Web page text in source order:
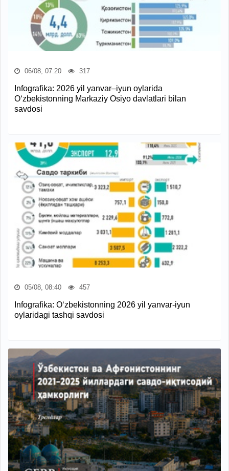
06/08, 07:20 317
Infografika: 2026 yil yanvar–iyun oylarida
O‘zbekistonning Markaziy Osiyo davlatlari bilan
savdosi
05/08, 08:40 457
Infografika: O‘zbekistonning 2026 yil yanvar-iyun
oylaridagi tashqi savdosi